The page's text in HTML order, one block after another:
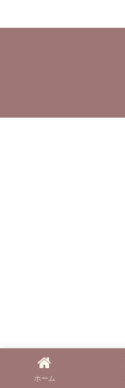
ホーム